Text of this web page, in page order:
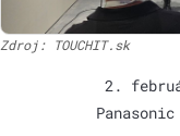
Zdroj: TOUCHIT.sk
2.
Panasonic